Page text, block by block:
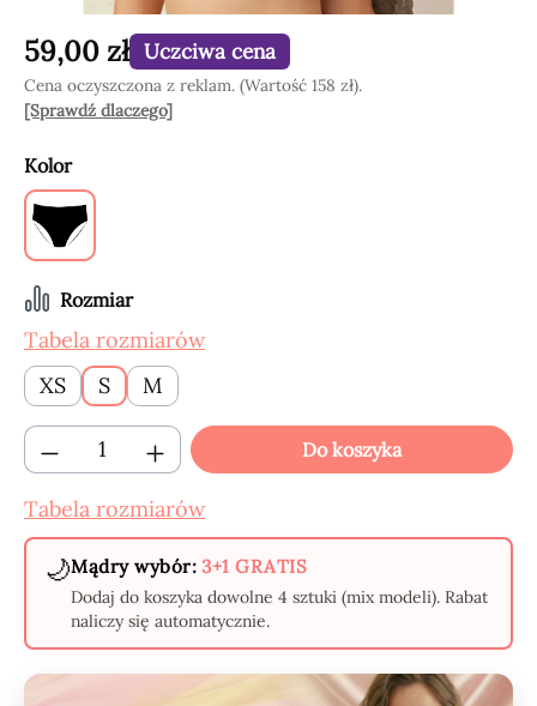
59,00 zł Uczciwa cena
Cena oczyszczona z reklam. (Wartość 158 zł).
[Sprawdź dlaczego]
Wybierz
Kolor
Black
Wybierz
Rozmiar
Tabela rozmiarów
XS
S M
Ilość produktu: Wprowadź żądaną ilość
Do koszyka
Tabela rozmiarów
🌙Mądry wybór: 3+1 GRATIS
Dodaj do koszyka dowolne 4 sztuki (mix modeli). Rabat
naliczy się automatycznie.